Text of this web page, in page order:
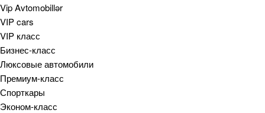
Vip Avtomobillər
VIP cars
VIP класс
Бизнес-класс
Люксовые автомобили
Премиум-класс
Спорткары
Эконом-класс